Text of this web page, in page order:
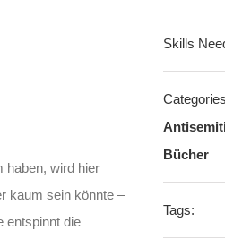
haben, wird hier
kaum sein könnte –
entspinnt die
Skills
Bücher
Tags: